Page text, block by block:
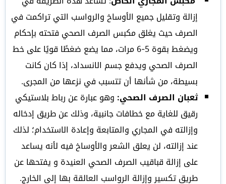
إزالة وتقليل جميع الأوساخ والرواسب التي تراكمت في
الصرف حيث يغلق مكبس الصرف الصحي فتحته بإحكام
ويضغط بقوة 5-6 مرات، مما يضع ضغطًا قويًا على خط
الصرف الصحي ويدفع جسم الانسداد، إذا كان كانت
بسيطة، من شأنها أن تتسبب في نزعها من المجرى.
ثعبان الصرف الصحي: وهو عبارة عن رباط بلاستيكي
رقيق للغاية مع خطافات جانبية، وذلك عن طريق إدخاله
وإزالته في المجاري والمتابعة وإعادة الاستخدام؛ لذلك
عند إزالته، لن يعلق الشعر والأوساخ فيه لأنه يساعد
على إزالة قباقيب الصرف الصحي العنيدة و يفتحها عن
طريق تكسير وإزالة الرواسب العالقة بها إلى الخارج.